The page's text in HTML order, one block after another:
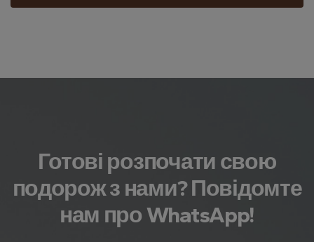
Готові розпочати свою
подорож з нами? Повідомте
нам про WhatsApp!